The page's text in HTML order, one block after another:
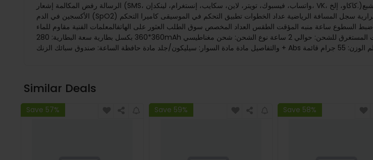
الرسالة رفض المكالمة إشعار (SMS، واتساب، فيسبوك، تويتر، لاين، سكايب، إنستغرام، لينكدإن، VK، كاكاو، إلخ.)صحة مراقب السكر في الدم مراقب معدل النبضات القلبية جهاز قياس ضغط الدم مراقب تشبع
الأكسجين في الدم (SpO2) تذكير الجلوس تذكير بالشرب مراقب النوم ممارسة وتسجيل أوضاع رياضية متعددة سعرة حرارية سجل المسافة الرياضية عداد الخطوات تطبيق التحكم في الموسيقى كاميرا التحكم
ضبط السطوع ساعة منبه المؤقت الطقس العداد المخصص سوق الطلب العثور على الهاتفالمعلمات الفنية مقاوم للماء IP68 مستشعر PPG مستشعر, مقياس السرعة ECG شاشة الحجم: 1.39 بوصة الدقة:
360*360 بكسل بطارية سعة البطارية: 280mAh وقت الاستعداد: حوالي 20-25 يومًا استخدام الوقت: حوالي 3-5 أيام الوقت المستغرق للشحن: حوالي 2 ساعة نوع الشحن: شحن مغناطيسي، USB 2.0المظهر
Similar Deals
Save 57% Save 59% Save 58%